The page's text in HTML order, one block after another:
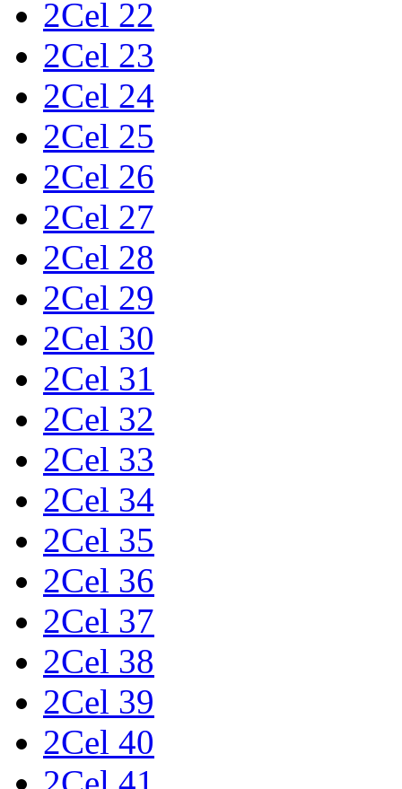
2Cel 22
2Cel 23
2Cel 24
2Cel 25
2Cel 26
2Cel 27
2Cel 28
2Cel 29
2Cel 30
2Cel 31
2Cel 32
2Cel 33
2Cel 34
2Cel 35
2Cel 36
2Cel 37
2Cel 38
2Cel 39
2Cel 40